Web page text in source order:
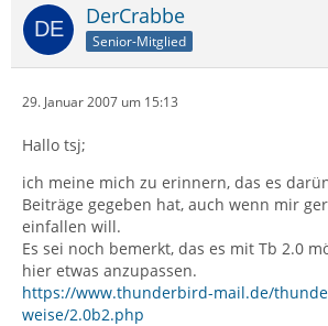
DerCrabbe
Senior-Mitglied
29. Januar 2007 um 15:13
Hallo tsj;
ich meine mich zu erinnern, das es
Beiträge gegeben hat, auch wenn mir
einfallen will.
Es sei noch bemerkt, das es mit Tb 2.0
hier etwas anzupassen.
https://www.thunderbird-mail.de/
weise/2.0b2.php